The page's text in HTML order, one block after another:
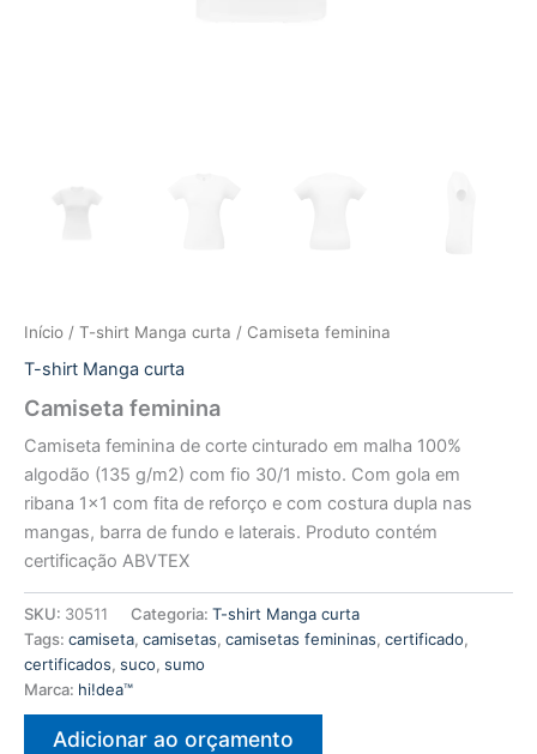
Início / T-shirt Manga curta / Camiseta feminina
T-shirt Manga curta
Camiseta feminina
Camiseta feminina de corte cinturado em malha 100%
algodão (135 g/m2) com fio 30/1 misto. Com gola em
ribana 1×1 com fita de reforço e com costura dupla nas
mangas, barra de fundo e laterais. Produto contém
certificação ABVTEX
SKU: 30511 Categoria: T-shirt Manga curta
Tags: camiseta, camisetas, camisetas femininas, certificado,
certificados, suco, sumo
Marca: hi!dea™
Adicionar ao orçamento